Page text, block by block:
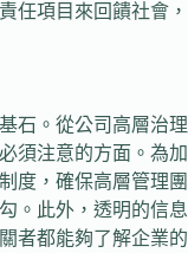
任項目來回饋社會，
石。從公司高層治理
須注意的方面。為加
度，確保高層管理團
。此外，透明的信息
者都能夠了解企業的